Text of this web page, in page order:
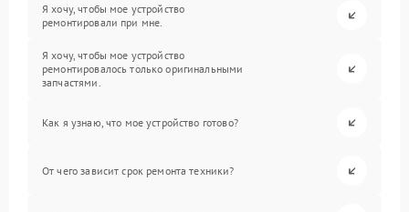
Я хочу, чтобы мое устройство
ремонтировали при мне.
Я хочу, чтобы мое устройство
ремонтировалось только оригинальными
запчастями.
Как я узнаю, что мое устройство готово?
От чего зависит срок ремонта техники?